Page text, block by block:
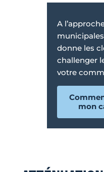
A
donne les
challenger
votre
mon